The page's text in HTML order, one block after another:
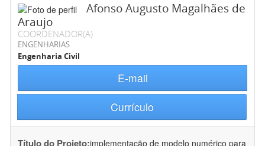
Afonso Augusto Magalhães de
Araujo
COORDENADOR(A)
ENGENHARIAS
Engenharia Civil
E-mail
Currículo
Título do Projeto:implementação de modelo numérico para